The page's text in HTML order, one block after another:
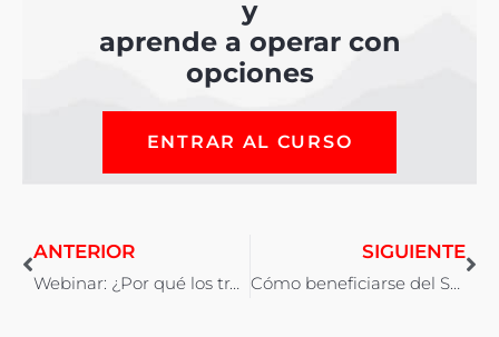
y
aprende a operar con
opciones
ENTRAR AL CURSO
ANTERIOR
Webinar: ¿Por qué los traders se empeñan en perder dinero? Cómo generar Ingreso con Spreads
SIGUIENTE
Cómo beneficiarse del Skew de Volatilidad (Parte 2)